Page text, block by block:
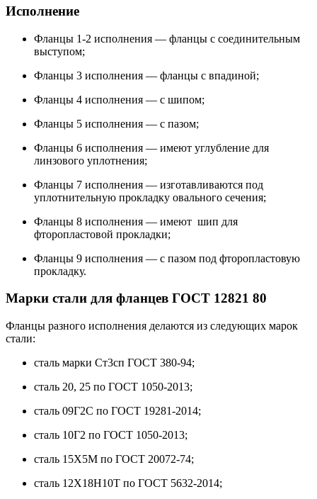
Исполнение
Фланцы 1-2 исполнения — фланцы с соединительным
выступом;
Фланцы 3 исполнения — фланцы с впадиной;
Фланцы 4 исполнения — с шипом;
Фланцы 5 исполнения — с пазом;
Фланцы 6 исполнения — имеют углубление для
линзового уплотнения;
Фланцы 7 исполнения — изготавливаются под
уплотнительную прокладку овального сечения;
Фланцы 8 исполнения — имеют шип для
фторопластовой прокладки;
Фланцы 9 исполнения — с пазом под фторопластовую
прокладку.
Марки стали для фланцев ГОСТ 12821 80
Фланцы разного исполнения делаются из следующих марок
стали:
сталь марки Ст3сп ГОСТ 380-94;
сталь 20, 25 по ГОСТ 1050-2013;
сталь 09Г2С по ГОСТ 19281-2014;
сталь 10Г2 по ГОСТ 1050-2013;
сталь 15Х5М по ГОСТ 20072-74;
сталь 12Х18Н10Т по ГОСТ 5632-2014;